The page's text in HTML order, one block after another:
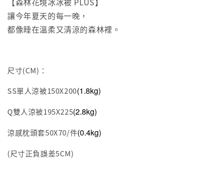
讓今年夏天的每一晚，
都像睡在溫柔又清涼的森林裡。
尺寸(CM)：
SS單人涼被150X200(1.8kg)
Q雙人涼被195X225(2.8kg)
涼感枕頭套50X70/件(0.4kg)
(尺寸正負誤差5CM)